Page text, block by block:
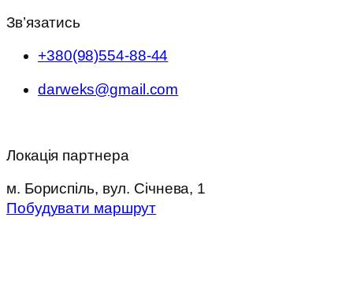
Зв’язатись
+380(98)554-88-44
darweks@gmail.com
Локація партнера
м. Бориспіль, вул. Січнева, 1
Побудувати маршрут